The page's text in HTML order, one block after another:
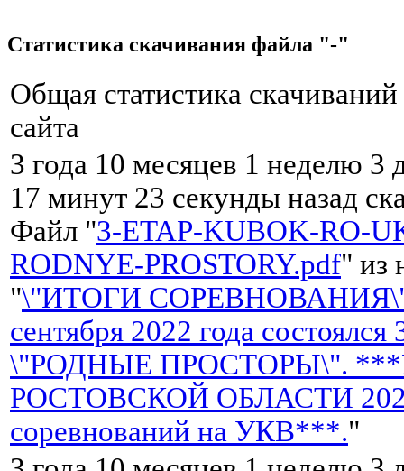
Статистика скачивания файла "-"
Общая статистика
сайта
3 года 10 месяцев 1 неделю 3
17 минут 23 секунды назад
Файл "3-ETAP-KUBOK-RO-
RODNYE-PROSTORY.pdf" из
"\"ИТОГИ
сентября 2022 года
\"РОДНЫЕ ПРОСТОРЫ\".
РОСТОВСКОЙ ОБЛАСТИ
соревнований на УКВ***."